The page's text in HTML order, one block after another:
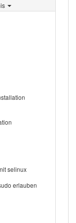
selinux
erlauben